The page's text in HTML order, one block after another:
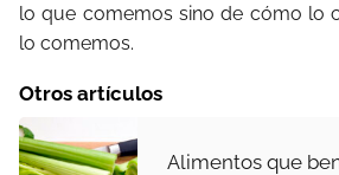
lo que comemos sino de cómo lo
lo comemos.
Otros artículos
Alimentos que